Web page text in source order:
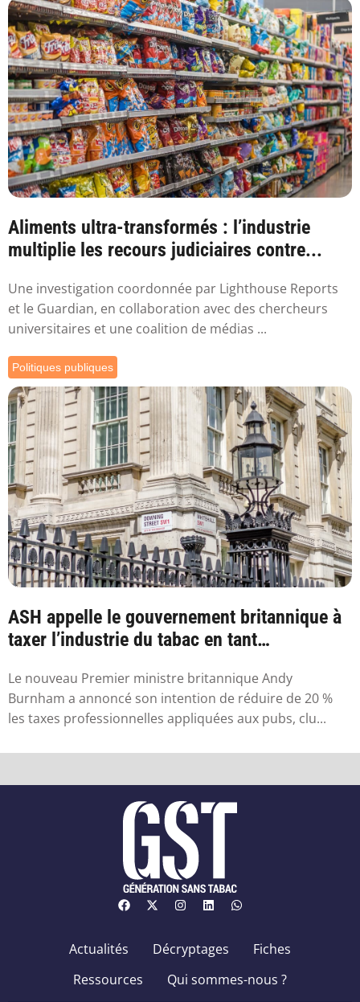
Aliments ultra-transformés : l’industrie
multiplie les recours judiciaires contre...
Une investigation coordonnée par Lighthouse Reports
et le Guardian, en collaboration avec des chercheurs
universitaires et une coalition de médias ...
Politiques publiques
ASH appelle le gouvernement britannique à
taxer l’industrie du tabac en tant
Le nouveau Premier ministre britannique Andy
Burnham a annoncé son intention de réduire de 20 %
les taxes professionnelles appliquées aux pubs, clu...
Actualités Décryptages
Fiches
Ressources
Qui sommes-nous ?